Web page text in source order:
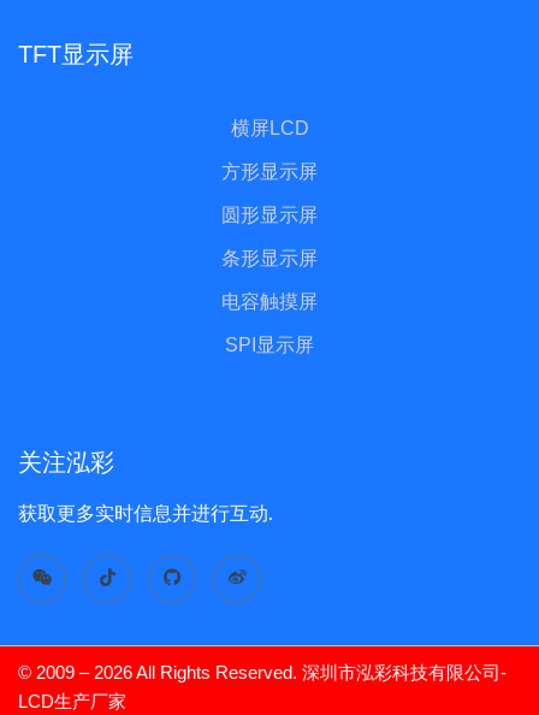
TFT显示屏
横屏LCD
方形显示屏
圆形显示屏
条形显示屏
电容触摸屏
SPI显示屏
关注泓彩
获取更多实时信息并进行互动.
© 2009 – 2026 All Rights Reserved. 深圳市泓彩科技有限公司-
LCD生产厂家